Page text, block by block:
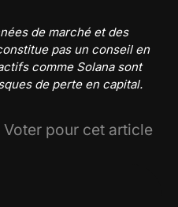
de marché et des
pas un conseil en
comme Solana sont
de perte en capital.
Voter pour cet article